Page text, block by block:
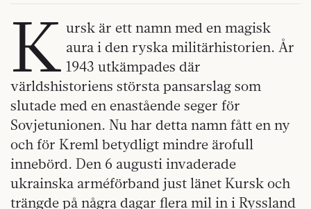
K ursk är ett namn med en magisk
aura i den ryska militärhistorien. År
1943 utkämpades där
världshistoriens största pansarslag som
slutade med en enastående seger för
Sovjetunionen. Nu har detta namn fått en ny
och för Kreml betydligt mindre ärofull
innebörd. Den 6 augusti invaderade
ukrainska arméförband just länet Kursk och
trängde på några dagar flera mil in i Ryssland